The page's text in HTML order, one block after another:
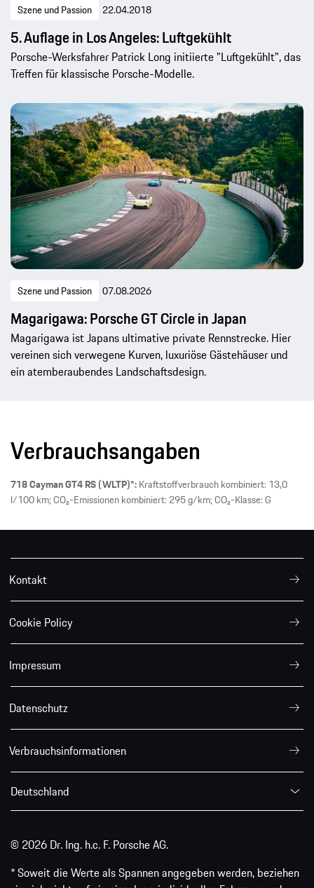
Szene und Passion 22.04.2018
5. Auflage in Los Angeles: Luftgekühlt
Porsche-Werksfahrer Patrick Long initiierte "Luftgekühlt", das
Treffen für klassische Porsche-Modelle.
Szene und Passion 07.08.2026
Magarigawa: Porsche GT Circle in Japan
Magarigawa ist Japans ultimative private Rennstrecke. Hier
vereinen sich verwegene Kurven, luxuriöse Gästehäuser und
ein atemberaubendes Landschaftsdesign.
Verbrauchsangaben
718 Cayman GT4 RS (WLTP)*:Kraftstoffverbrauch kombiniert: 13,0
l/100 km; CO₂-Emissionen kombiniert: 295 g/km; CO₂-Klasse: G
Kontakt
Cookie Policy
Impressum
Datenschutz
Verbrauchsinformationen
Deutschland
© 2026 Dr. Ing. h.c. F. Porsche AG.
* Soweit die Werte als Spannen angegeben werden, beziehen